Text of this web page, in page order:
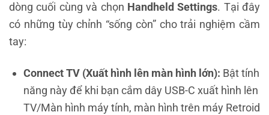
dòng cuối cùng và chọn Handheld Settings. Tại đây
có những tùy chỉnh “sống còn” cho trải nghiệm cầm
tay:
Connect TV (Xuất hình lên màn hình lớn): Bật tính
năng này để khi bạn cắm dây USB-C xuất hình lên
TV/Màn hình máy tính, màn hình trên máy Retroid